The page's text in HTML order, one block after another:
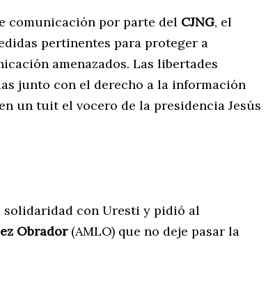
comunicación por parte del CJNG, el
pertinentes para proteger a
amenazados. Las libertades
junto con el derecho a la información
un tuit el vocero de la presidencia Jesús
con Uresti y pidió al
Obrador(AMLO) que no deje pasar la